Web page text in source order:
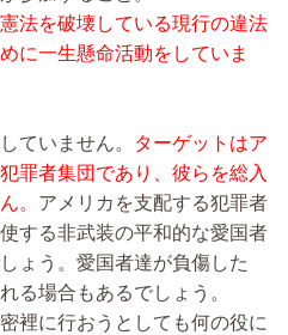
法を破壊している現行の違法
に一生懸命活動をしていま
ていません。
ターゲットはア
罪者集団であり、彼らを総入
。 アメリカを支配する犯罪者
する非武装の平和的な愛国者
ょう。愛国者達が負傷した
る場合もあるでしょう。
裡に行おうとしても何の役に